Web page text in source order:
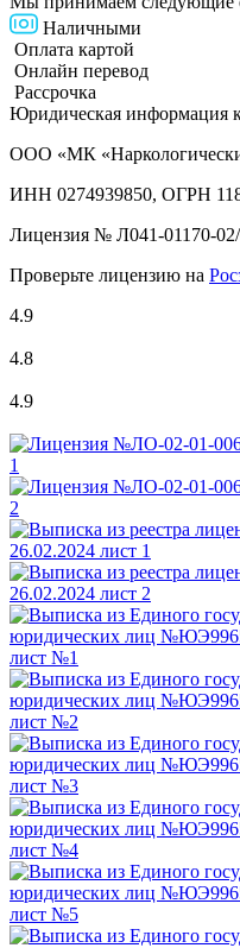
Наличными
Оплата картой
Онлайн перевод
Рассрочка
Юридическая информация
ООО «МК
ИНН 0274939850, ОГРН
Лицензия № Л041-01170-
Проверьте лицензию на
4.9
4.8
4.9